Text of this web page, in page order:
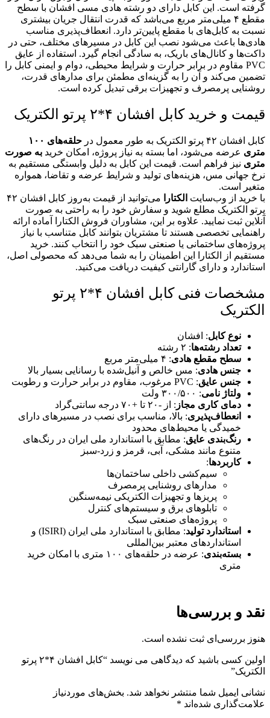
گرفته است. این کابل دارای دو رشته هادی مسی افشان با سطح
مقطع ۴ میلی‌متر مربع می‌باشد که قدرت انتقال جریان بیشتری
نسبت به کابل‌های با مقطع پایین‌تر دارد. انعطاف‌پذیری مناسب
هادی‌ها باعث می‌شود نصب این کابل در مسیرهای مختلف، حتی در
داکت‌ها و کانال‌های باریک، به سادگی انجام گیرد. استفاده از عایق
PVC مقاوم در برابر حرارت و شرایط محیطی، دوام و ایمنی کابل را
تضمین می‌کند و آن را به گزینه‌ای مطمئن برای مدارهای قدرت،
روشنایی پرمصرف و تجهیزات برقی تبدیل کرده است.
قیمت و خرید کابل افشان ۴*۲ پرتو الکتریک
کابل افشان ۴۲ پرتو الکتریک به طور معمول در
حلقه‌های ۱۰۰
متری عرضه می‌شود، اما بسته به نیاز پروژه، امکان خرید به صورت
متری نیز فراهم است. قیمت این کابل به دلیل وابستگی مستقیم به
نرخ جهانی مس، هزینه‌های تولید و شرایط عرضه و تقاضا، همواره
متغیر است.
با خرید از وب‌سایت الکتارا
می‌توانید از قیمت به‌روز کابل افشان ۴۲
پرتو الکتریک مطلع شوید و سفارش خود را به راحتی به صورت
آنلاین ثبت نمایید. علاوه بر این، مشاوران فروش الکتارا آماده ارائه
راهنمایی تخصصی هستند تا مشتریان بتوانند کابل متناسب با نیاز
پروژه‌های ساختمانی یا صنعتی سبک خود را انتخاب کنند. خرید
مستقیم از الکتارا این اطمینان را به شما می‌دهد که محصولی اصل،
استاندارد و دارای گارانتی کیفیت دریافت می‌کنید.
مشخصات فنی کابل افشان ۴*۲ پرتو
الکتریک
نوع کابل: افشان
تعداد رشته‌ها: ۲ رشته
سطح مقطع هادی: ۴ میلی‌متر مربع
جنس هادی: مس خالص و آنیل‌شده با رسانایی بسیار بالا
جنس عایق: PVC مرغوب، مقاوم در برابر حرارت و رطوبت
ولتاژ نامی: ۳۰۰/۵۰۰ ولت
دمای کاری مجاز : از -۲۰ تا +۷۰ درجه سانتی‌گراد
انعطاف‌پذیری: بالا، مناسب برای نصب در مسیرهای دارای
خمیدگی یا محیط‌های محدود
رنگ‌بندی عایق: مطابق با استاندارد ملی ایران در رنگ‌های
متنوع مانند مشکی، آبی، قرمز و زرد-سبز
کاربردها:
سیم‌کشی داخلی ساختمان‌ها
مدارهای روشنایی پرمصرف
پریزها و تجهیزات الکتریکی نیمه‌سنگین
تابلوهای برق و سیستم‌های کنترل
پروژه‌های صنعتی سبک
استاندارد تولید
: مطابق با استاندارد ملی ایران (ISIRI) و
استانداردهای معتبر بین‌المللی
بسته‌بندی
: عرضه در حلقه‌های ۱۰۰ متری با امکان خرید
متری
نقد و بررسی‌ها
هنوز بررسی‌ای ثبت نشده است.
اولین کسی باشید که دیدگاهی می نویسد “کابل افشان ۴*۲ پرتو
الکتریک”
نشانی ایمیل شما منتشر نخواهد شد. بخش‌های موردنیاز
علامت‌گذاری شده‌اند *